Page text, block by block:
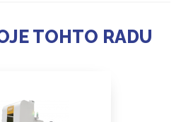
TOHTO RADU